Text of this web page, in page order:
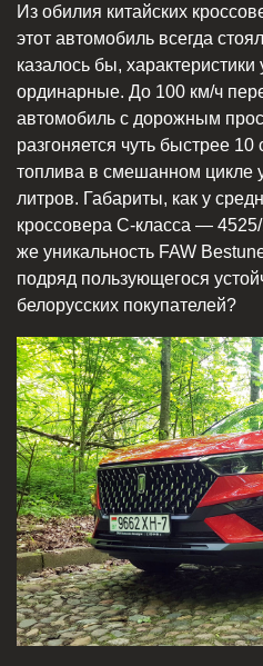
Из обилия китайских
этот автомобиль всегда
казалось бы, характеристики
ординарные. До 100 км/ч
автомобиль с дорожным
разгоняется чуть быстрее
топлива в смешанном цикле
литров. Габариты, как у
кроссовера С-класса —
же уникальность FAW
подряд пользующегося
белорусских покупателей?